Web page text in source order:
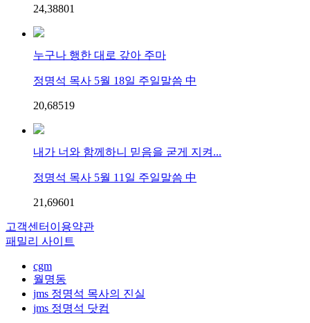
24,38801
누구나 행한 대로 갚아 주마
정명석 목사 5월 18일 주일말씀 中
20,68519
내가 너와 함께하니 믿음을 굳게 지켜...
정명석 목사 5월 11일 주일말씀 中
21,69601
고객센터 이용약관
패밀리 사이트
cgm
월명동
jms 정명석 목사의 진실
jms 정명석 닷컴